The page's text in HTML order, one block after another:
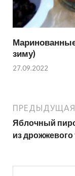
зиму)
27.09.2022
ПРЕДЫДУЩАЯ
Яблочный
из дрожжевого